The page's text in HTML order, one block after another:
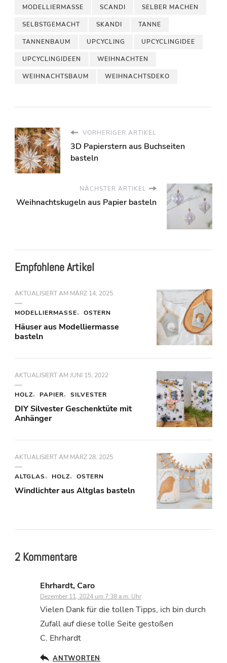
MODELLIERMASSE SCANDI SELBER MACHEN
SELBSTGEMACHT SKANDI TANNE
TANNENBAUM UPCYCLING UPCYCLINGIDEE
UPCYCLINGIDEEN WEIHNACHTEN
WEIHNACHTSBAUM WEIHNACHTSDEKO
VORHERIGER ARTIKEL
3D Papierstern aus Buchseiten
basteln
NÄCHSTER ARTIKEL
Weihnachtskugeln aus Papier basteln
Empfohlene Artikel
AKTUALISIERT AM MÄRZ 14, 2025
MODELLIERMASSE OSTERN
Häuser aus Modelliermasse
basteln
AKTUALISIERT AM JUNI 15, 2022
HOLZ PAPIER SILVESTER
DIY Silvester Geschenktüte mit
Anhänger
AKTUALISIERT AM MÄRZ 28, 2025
ALTGLAS HOLZ OSTERN
Windlichter aus Altglas basteln
2 Kommentare
Ehrhardt, Caro
Dezember 11, 2024 um 7:38 a.m. Uhr
Vielen Dank für die tollen Tipps, ich bin durch
Zufall auf diese tolle Seite gestoßen
C. Ehrhardt
ANTWORTEN